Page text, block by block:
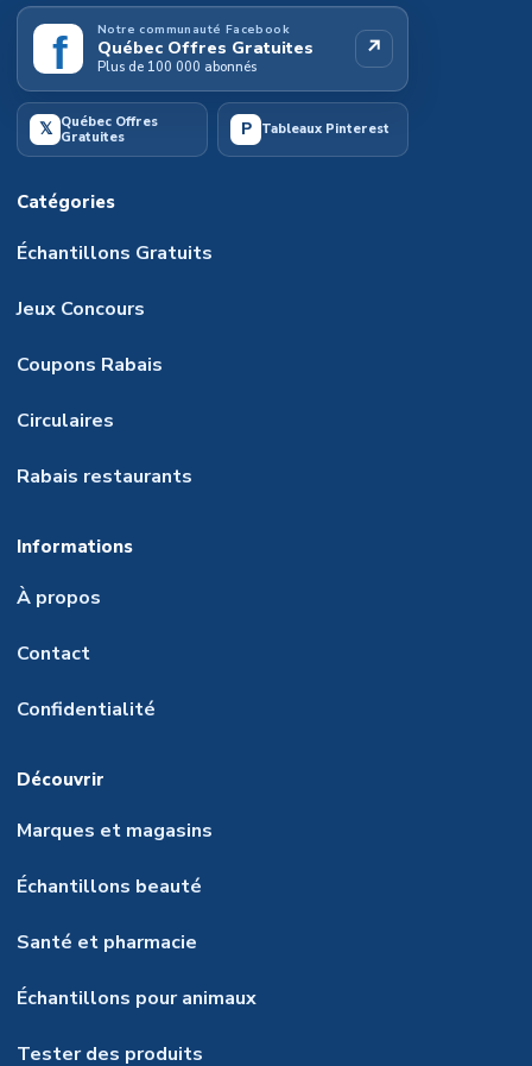
f Notre communauté Facebook
Québec Offres Gratuites
Plus de 100 000 abonnés
↗
𝕏 Québec Offres
Gratuites
P Tableaux Pinterest
Catégories
Échantillons Gratuits
Jeux Concours
Coupons Rabais
Circulaires
Rabais restaurants
Informations
À propos
Contact
Confidentialité
Découvrir
Marques et magasins
Échantillons beauté
Santé et pharmacie
Échantillons pour animaux
Tester des produits